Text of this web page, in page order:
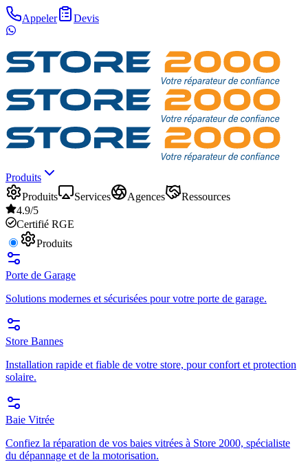
Appeler Devis
Produits
Produits
Services Agences
Ressources
4.9/5
Certifié RGE
Produits
Porte de Garage
Solutions modernes et sécurisées pour votre porte de garage.
Store Bannes
Installation rapide et fiable de votre store, pour confort et protection
solaire.
Baie Vitrée
Confiez la réparation de vos baies vitrées à Store 2000, spécialiste
du dépannage et de la motorisation.